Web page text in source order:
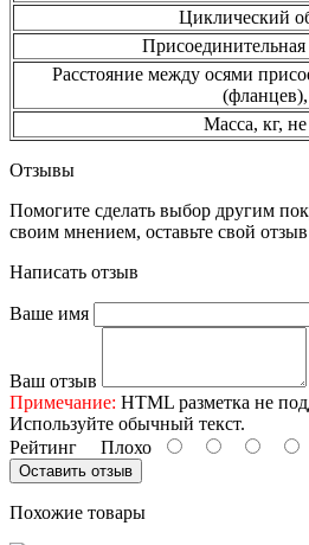
Циклический
Расстояние между осями
Масса, кг,
Отзывы
Помогите сделать выбор другим
своим мнением, оставьте свой отзыв
Написать отзыв
Ваше имя
Ваш отзыв
Примечание: HTML разметка не
Используйте обычный текст.
Рейтинг Плохо
Оставить отзыв
Похожие товары